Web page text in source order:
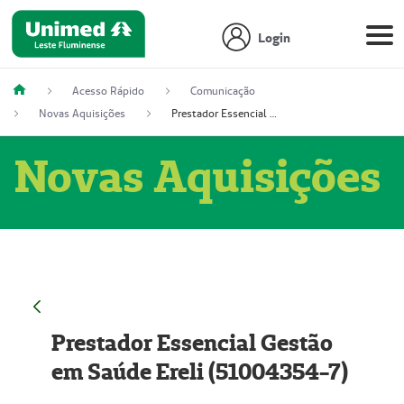
Login
Acesso Rápido
Comunicação
Novas Aquisições
Prestador Essencial Gestão em Saúde Ereli (51004354-7)
Novas Aquisições
Prestador Essencial Gestão
em Saúde Ereli (51004354-7)